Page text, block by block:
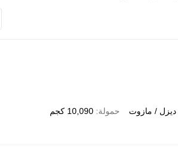
ديزل / مازوت حمولة 10,090 كجم